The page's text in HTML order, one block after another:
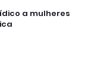
a mulheres